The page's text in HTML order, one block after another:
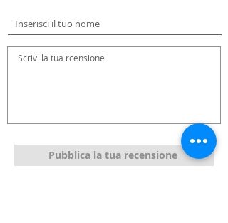
Pubblica la tua recensione